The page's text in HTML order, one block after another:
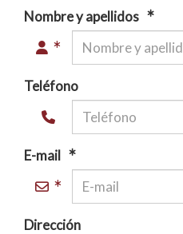
Nombre y apellidos
Teléfono
E-mail
Dirección